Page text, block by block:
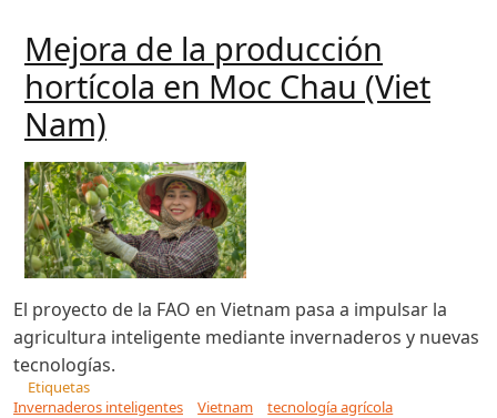
Mejora de la producción
hortícola en Moc Chau (Viet
Nam)
El proyecto de la FAO en Vietnam pasa a impulsar la
agricultura inteligente mediante invernaderos y nuevas
tecnologías.
Etiquetas
Invernaderos inteligentes
Vietnam tecnología agrícola